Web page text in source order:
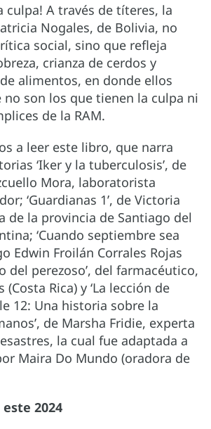
culpa! A través de títeres, la
Nogales, de Bolivia, no
social, sino que refleja
crianza de cerdos y
alimentos, en donde ellos
son los que tienen la culpa ni
de la RAM.
a leer este libro, que narra
‘Iker y la tuberculosis’, de
Mora, laboratorista
‘Guardianas 1’, de Victoria
de la provincia de Santiago del
‘Cuando septiembre sea
Edwin Froilán Corrales Rojas
del perezoso’, del farmacéutico,
(Costa Rica) y ‘La lección de
12: Una historia sobre la
de Marsha Fridie, experta
la cual fue adaptada a
Maira Do Mundo (oradora de
2024